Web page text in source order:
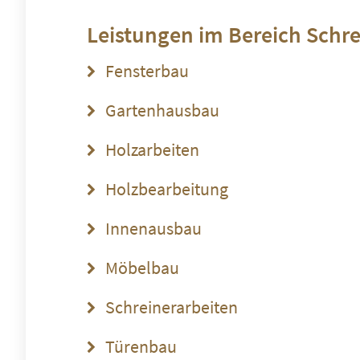
Leistungen im Bereich
Fensterbau
Gartenhausbau
Holzarbeiten
Holzbearbeitung
Innenausbau
Möbelbau
Schreinerarbeiten
Türenbau